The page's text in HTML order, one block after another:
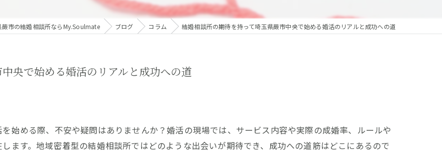
無料相談
蕨市の結婚相談所ならMy.Soulmate ブログ コラム 結婚相談所の期待を持って埼玉県蕨市中央で始める婚活のリアルと成功への道
央で始める婚活のリアルと成功への道
始める際、不安や疑問はありませんか？婚活の現場では、サービス内容や実際の成婚率、ルールや
ます。地域密着型の結婚相談所ではどのような出会いが期待でき、成功への道筋はどこにあるので